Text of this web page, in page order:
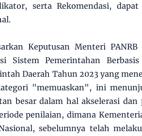
serta Rekomendasi,
Keputusan Menteri
Sistem Pemerintahan
Daerah Tahun 2023 yang
"memuaskan", ini
besar dalam hal akselerasi
penilaian, dimana
sebelumnya telah